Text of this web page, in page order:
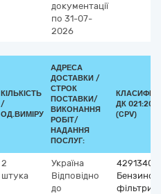
документації
по 31-07-
2026
КІЛЬКІСТЬ
/
ОД.ВИМІРУ
АДРЕСА
ДОСТАВКИ /
СТРОК
ПОСТАВКИ/
ВИКОНАННЯ
РОБІТ/
НАДАННЯ
ПОСЛУГ:
ДК 021:2015
(CPV)
2
штука
Україна
Відповідно
до
Бензинові
фільтри